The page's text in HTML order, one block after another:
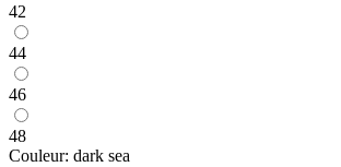
42
44
46
48
Couleur: dark sea